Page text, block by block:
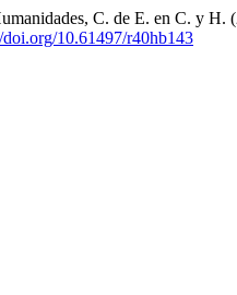
C. de E. en C. y
doi.org/10.61497/r40hb143